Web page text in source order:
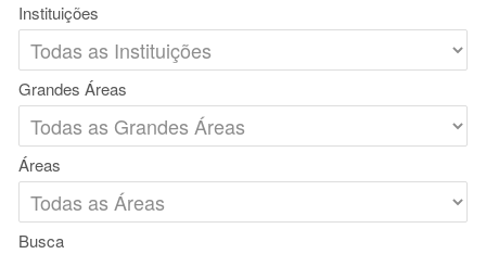
Instituições
Grandes Áreas
Áreas
Busca